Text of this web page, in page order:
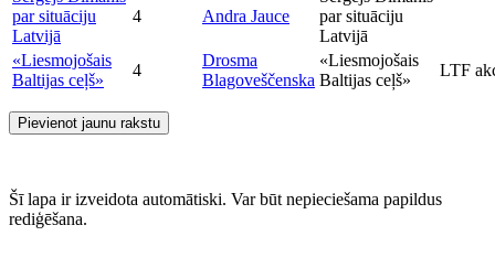
par situāciju
Latvijā
4 Andra Jauce
par situāciju
Latvijā
«Liesmojošais
Baltijas ceļš»
4
Drosma
Blagoveščenska
«Liesmojošais
Baltijas ceļš»
LTF
Pievienot jaunu rakstu
Šī lapa ir izveidota automātiski. Var būt nepieciešama papildus
rediģēšana.